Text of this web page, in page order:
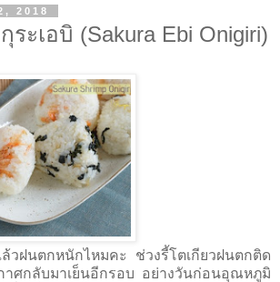
2018
ะเอบิ (Sakura Ebi Onigiri)
วฝนตกหนักไหมคะ ช่วงรี้โตเกียวฝนตกติด
ศกลับมาเย็นอีกรอบ อย่างวันก่อนอุณหภูมิ